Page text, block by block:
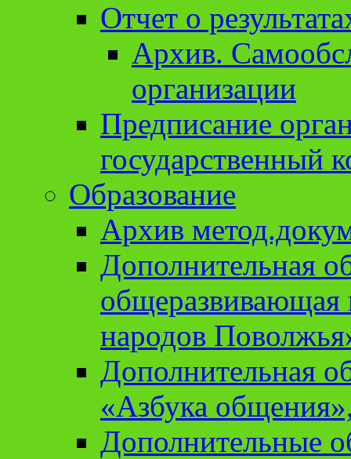
Отчет о
Архив.
организации
Предписание
государственный
Образование
Архив
Дополнительная
народов
Дополнительная
«Азбука
Дополнительные